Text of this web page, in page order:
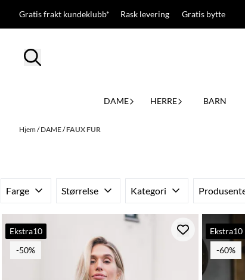
Hopp til innhold
Gratis frakt kundeklubb* Rask levering Gratis bytte
DAME HERRE BARN
Hjem/DAME/FAUX FUR
Farge Størrelse Kategori
Ekstra10
-50%
Ekstra10
-60%